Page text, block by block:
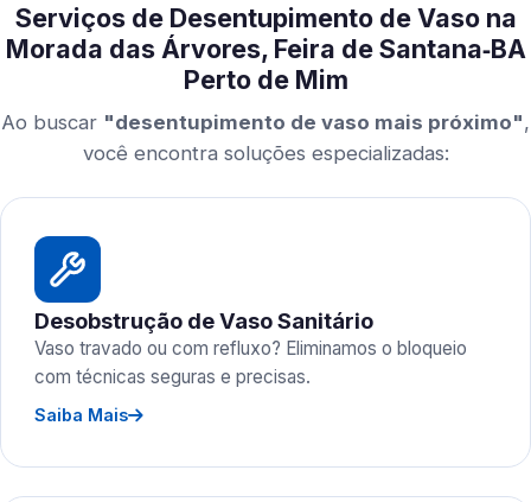
Serviços de Desentupimento de Vaso na
Morada das Árvores, Feira de Santana‑BA
Perto de Mim
Ao buscar "desentupimento de vaso mais próximo",
você encontra soluções especializadas:
Desobstrução de Vaso Sanitário
Vaso travado ou com refluxo? Eliminamos o bloqueio
com técnicas seguras e precisas.
Saiba Mais